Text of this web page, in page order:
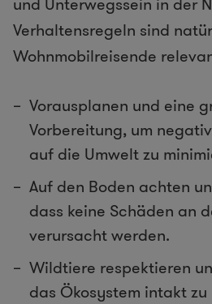
Verhaltensregeln sind
Wohnmobilreisende
Vorausplanen und eine
Vorbereitung, um
auf die Umwelt zu
Auf den Boden achten
dass keine Schäden an
verursacht werden.
Wildtiere respektieren
das Ökosystem intakt